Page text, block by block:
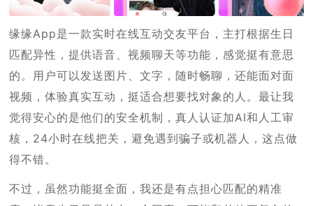
缘缘App是一款实时在线互动交友平台，主打根据生日
匹配异性，提供语音、视频聊天等功能，感觉挺有意思
的。用户可以发送图片、文字，随时畅聊，还能面对面
视频，体验真实互动，挺适合想要找对象的人。最让我
觉得安心的是他们的安全机制，真人认证加AI和人工审
核，24小时在线把关，避免遇到骗子或机器人，这点做
得不错。
不过，虽然功能挺全面，我还是有点担心匹配的精准